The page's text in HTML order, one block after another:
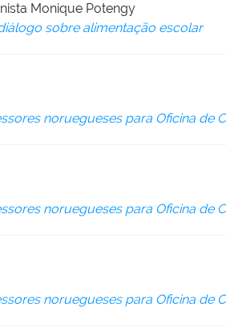
Monique Potengy
sobre alimentação escolar
noruegueses para Oficina de
noruegueses para Oficina de
noruegueses para Oficina de